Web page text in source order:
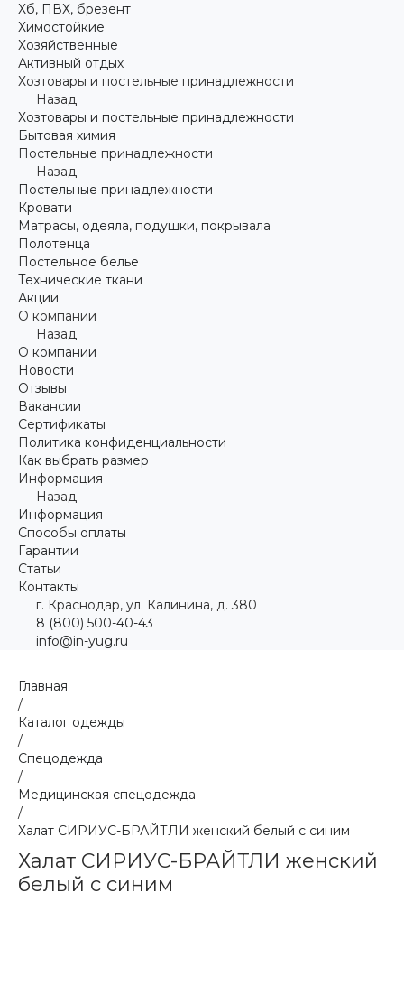
Хб, ПВХ, брезент
Химостойкие
Хозяйственные
Активный отдых
Хозтовары и постельные принадлежности
Назад
Хозтовары и постельные принадлежности
Бытовая химия
Постельные принадлежности
Назад
Постельные принадлежности
Кровати
Матрасы, одеяла, подушки, покрывала
Полотенца
Постельное белье
Технические ткани
Акции
О компании
Назад
О компании
Новости
Отзывы
Вакансии
Сертификаты
Политика конфиденциальности
Как выбрать размер
Информация
Назад
Информация
Способы оплаты
Гарантии
Статьи
Контакты
г. Краснодар, ул. Калинина, д. 380
8 (800) 500-40-43
info@in-yug.ru
Главная
/
Каталог одежды
/
Спецодежда
/
Медицинская спецодежда
/
Халат СИРИУС-БРАЙТЛИ женский белый с синим
Халат СИРИУС-БРАЙТЛИ женский
белый с синим